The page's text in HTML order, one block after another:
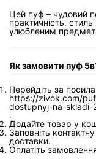
Цей пуф – чудовий
практичність, стиль
улюбленим
Як замовити пуф
Перейдіть за
https://zivok.com/
dostupnyj-na-skladi-
.
Додайте товар у
Заповніть
доставки.
Оплатіть